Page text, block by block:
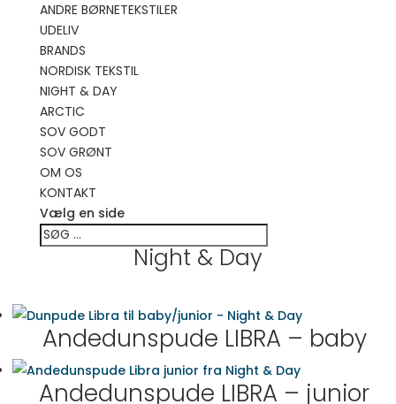
ANDRE BØRNETEKSTILER
UDELIV
BRANDS
NORDISK TEKSTIL
NIGHT & DAY
ARCTIC
SOV GODT
SOV GRØNT
OM OS
KONTAKT
Vælg en side
Night & Day
Andedunspude LIBRA – baby
Andedunspude LIBRA – junior